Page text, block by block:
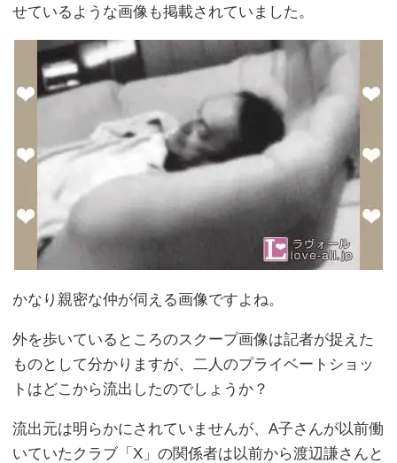
せているような画像も掲載されていました。
かなり親密な仲が伺える画像ですよね。
外を歩いているところのスクープ画像は記者が捉えた
ものとして分かりますが、二人のプライベートショッ
トはどこから流出したのでしょうか？
流出元は明らかにされていませんが、A子さんが以前働
いていたクラブ「X」の関係者は以前から渡辺謙さんと